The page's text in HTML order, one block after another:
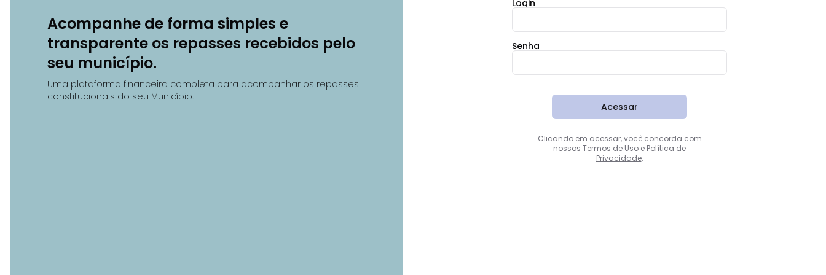
Acompanhe de forma simples e
transparente os repasses recebidos pelo
seu município.
Uma plataforma financeira completa para acompanhar os repasses
constitucionais do seu Município.
Login
Senha
Acessar
Clicando em acessar, você concorda com
nossos Termos de Uso e Política de
Privacidade.